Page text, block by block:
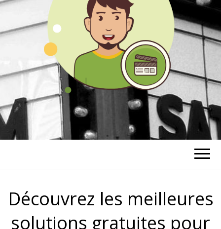
RICHARD
BOHRINGER
Découvrez les meilleures
solutions gratuites pour